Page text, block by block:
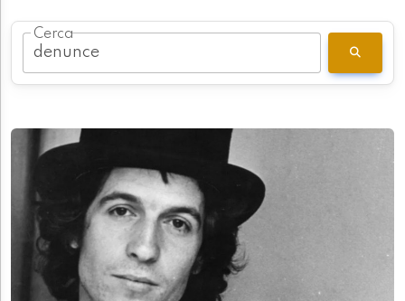
Cerca